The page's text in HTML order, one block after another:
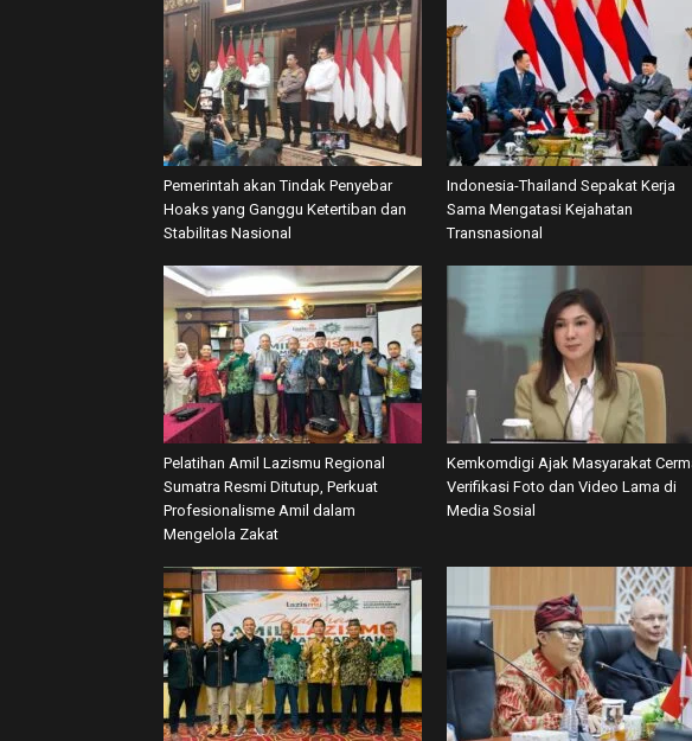
Pemerintah akan Tindak Penyebar
Hoaks yang Ganggu Ketertiban dan
Stabilitas Nasional
Indonesia-Thailand Sepakat Kerja
Sama Mengatasi Kejahatan
Transnasional
Pelatihan Amil Lazismu Regional
Sumatra Resmi Ditutup, Perkuat
Profesionalisme Amil dalam
Mengelola Zakat
Kemkomdigi Ajak Masyarakat
Verifikasi Foto dan Video Lama di
Media Sosial